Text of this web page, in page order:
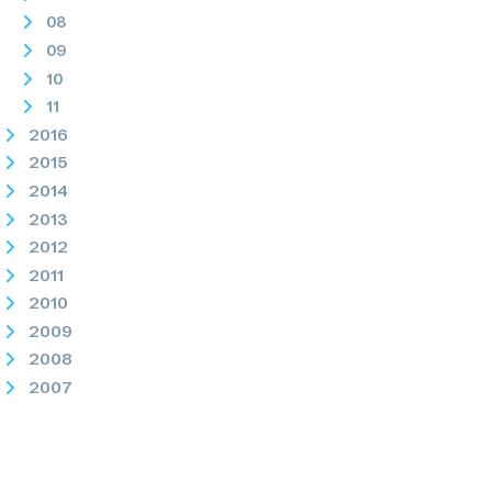
08
09
10
11
2016
2015
2014
2013
2012
2011
2010
2009
2008
2007